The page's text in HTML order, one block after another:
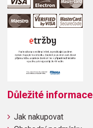
Důležité informace
Jak nakupovat